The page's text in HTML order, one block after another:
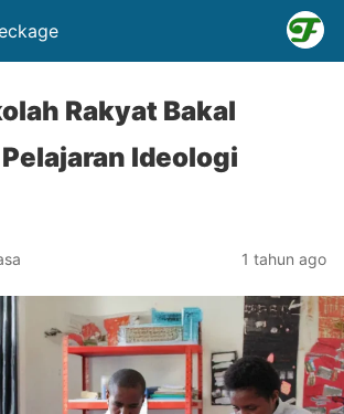
Rakyat Bakal
Ideologi
1 tahun ago